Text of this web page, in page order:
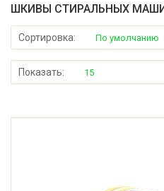
ШКИВЫ СТИРАЛЬНЫХ
Сортировка: По умолчанию
Показать: 15